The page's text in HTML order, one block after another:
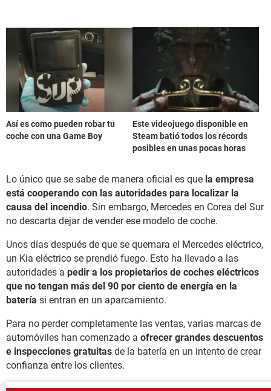
Así es como pueden robar tu
coche con una Game Boy
Este videojuego disponible en
Steam batió todos los récords
posibles en unas pocas horas
Lo único que se sabe de manera oficial es que la empresa
está cooperando con las autoridades para localizar la
causa del incendio. Sin embargo, Mercedes en Corea del Sur
no descarta dejar de vender ese modelo de coche.
Unos días después de que se quemara el Mercedes eléctrico,
un Kia eléctrico se prendió fuego. Esto ha llevado a las
autoridades a pedir a los propietarios de coches eléctricos
que no tengan más del 90 por ciento de energía en la
batería si entran en un aparcamiento.
Para no perder completamente las ventas, varias marcas de
automóviles han comenzado a ofrecer grandes descuentos
e inspecciones gratuitas de la batería en un intento de crear
confianza entre los clientes.